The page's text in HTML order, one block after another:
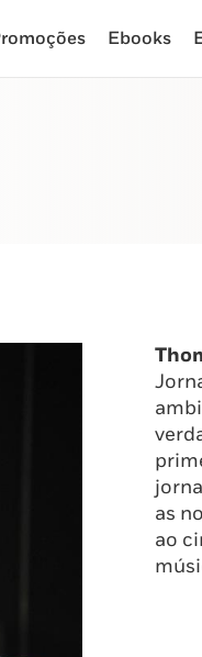
Ebooks
as
ao